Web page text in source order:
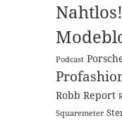
Podcast
Robb Report
Squaremeter